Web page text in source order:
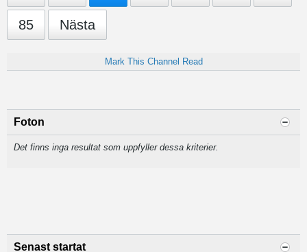
85 Nästa
Mark This Channel Read
Foton
Det finns inga resultat som uppfyller dessa kriterier.
Senast startat